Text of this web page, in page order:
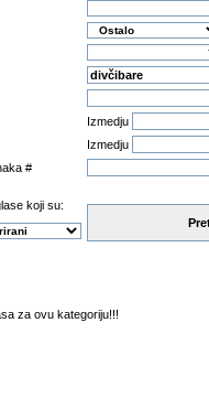
Izmedju
Izmedju
#
koji su:
za ovu kategoriju!!!